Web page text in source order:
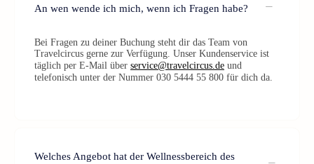
An wen wende ich mich, wenn ich Fragen habe?
Bei Fragen zu deiner Buchung steht dir das Team von
Travelcircus gerne zur Verfügung. Unser Kundenservice ist
täglich per E-Mail über service@travelcircus.de und
telefonisch unter der Nummer 030 5444 55 800 für dich da.
Welches Angebot hat der Wellnessbereich des